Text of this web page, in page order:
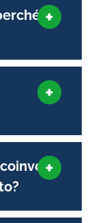
è